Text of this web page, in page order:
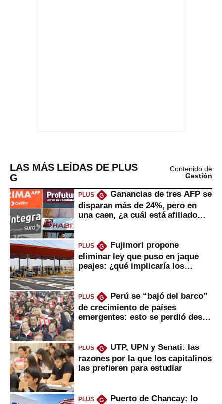
LAS MÁS LEÍDAS DE PLUS
G
Contenido de
Gestión
PLUS G
Ganancias de tres AFP se
disparan más de 24%, pero en
una caen, ¿a cuál está afiliado
PLUS G
Fujimori propone
eliminar ley que puso en jaque
peajes: ¿qué implicaría los
PLUS G
Perú se “bajó del barco”
de crecimiento de países
emergentes: esto se perdió desde
PLUS G
UTP, UPN y Senati: las
razones por la que los capitalinos
las prefieren para estudiar
PLUS G
Puerto de Chancay: lo